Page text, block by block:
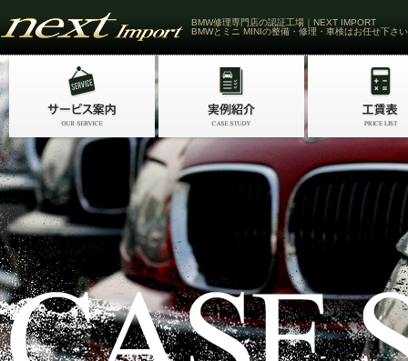
BMW修理専門店の認証工場｜NEXT IMPORT
BMWとミニ MINIの整備・修理・車検はお任せ下さい